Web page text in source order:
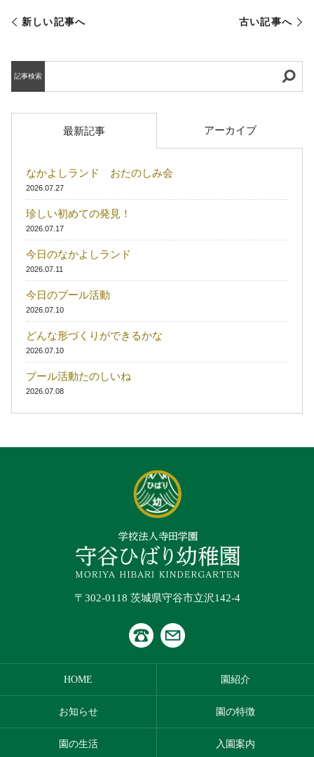
新しい記事へ 古い記事へ
記事検索
最新記事 アーカイブ
なかよしランド おたのしみ会
2026.07.27
珍しい初めての発見！
2026.07.17
今日のなかよしランド
2026.07.11
今日のプール活動
2026.07.10
どんな形づくりができるかな
2026.07.10
プール活動たのしいね
2026.07.08
〒302-0118 茨城県守谷市立沢142-4
HOME 園紹介
お知らせ 園の特徴
園の生活 入園案内